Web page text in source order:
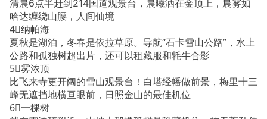
清晨6点半赶到214国道观景台，晨曦洒在金顶上，晨雾如
哈达缠绕山腰，人间仙境
4⃣️纳帕海
夏秋是湖泊，冬春是依拉草原。导航“石卡雪山公路”，水上
公路和孤独树超出片，还可以租藏服和牦牛合影
5⃣️雾浓顶
比飞来寺更开阔的雪山观景台！白塔经幡做前景，梅里十三
峰无遮挡地横亘眼前，日照金山的最佳机位
6⃣️一棵树